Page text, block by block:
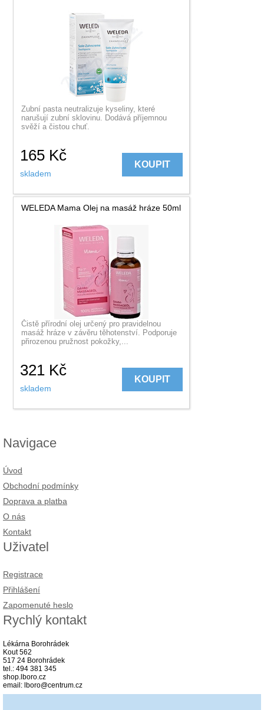
Zubní pasta neutralizuje kyseliny, které
narušují zubní sklovinu. Dodává příjemnou
svěží a čistou chuť.
165 Kč
skladem
KOUPIT
WELEDA Mama Olej na masáž hráze 50ml
Čistě přírodní olej určený pro pravidelnou
masáž hráze v závěru těhotenství. Podporuje
přirozenou pružnost pokožky,...
321 Kč
skladem
KOUPIT
Navigace
Úvod
Obchodní podmínky
Doprava a platba
O nás
Kontakt
Uživatel
Registrace
Přihlášení
Zapomenuté heslo
Rychlý kontakt
Lékárna Borohrádek
Kout 562
517 24 Borohrádek
tel.: 494 381 345
shop.lboro.cz
email: lboro@centrum.cz